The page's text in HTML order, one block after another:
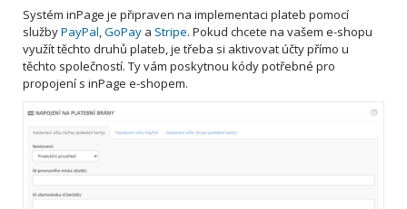
Systém inPage je připraven na implementaci plateb pomocí
službyPayPal,GoPay a Stripe. Pokud chcete na vašem e-shopu
využít těchto druhů plateb, je třeba si aktivovat účty přímo u
těchto společností. Ty vám poskytnou kódy potřebné pro
propojení s inPage e-shopem.